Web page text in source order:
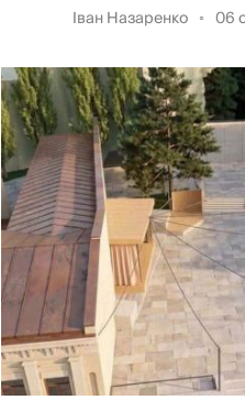
Іван Назаренко 06